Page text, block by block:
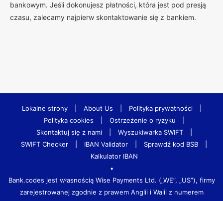
bankowym. Jeśli dokonujesz płatności, która jest pod presją
czasu, zalecamy najpierw skontaktowanie się z bankiem.
Lokalne strony About Us Polityka prywatności
Polityka cookies
Ostrzeżenie o ryzyku
Skontaktuj się z nami
Wyszukiwarka SWIFT
SWIFT Checker
IBAN Validator Sprawdź kod BSB
Kalkulator IBAN
•
Bank.codes jest własnością Wise Payments Ltd. („WE”, „US”), firmy
zarejestrowanej zgodnie z prawem Anglii i Walii z numerem